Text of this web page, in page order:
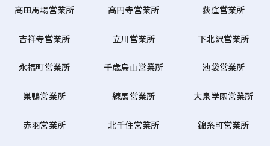
高田馬場営業所 高円寺営業所 荻窪営業所
吉祥寺営業所 立川営業所 下北沢営業所
永福町営業所 千歳烏山営業所 池袋営業所
巣鴨営業所 練馬営業所 大泉学園営業所
赤羽営業所 北千住営業所 錦糸町営業所